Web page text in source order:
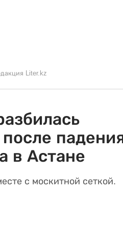
Liter.kz
в Астане
с москитной сеткой.